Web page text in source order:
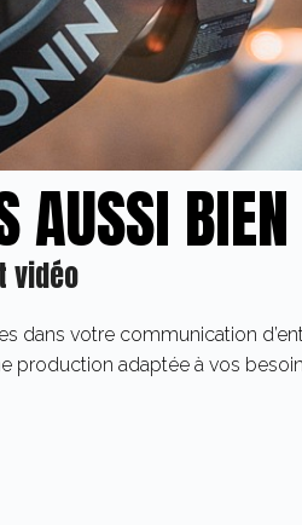
vidéo
votre communication
production adaptée à vos